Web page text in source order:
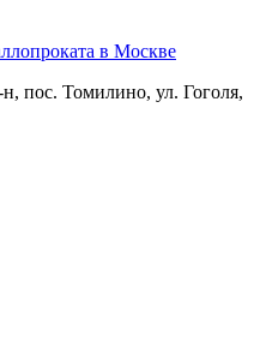
пос. Томилино, ул. Гоголя,